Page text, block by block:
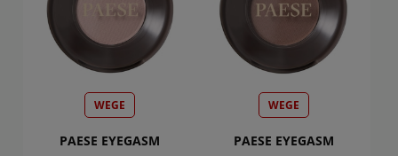
WEGE
PAESE EYEGASM
WEGE
PAESE EYEGASM